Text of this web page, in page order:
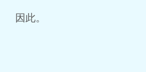
因此。